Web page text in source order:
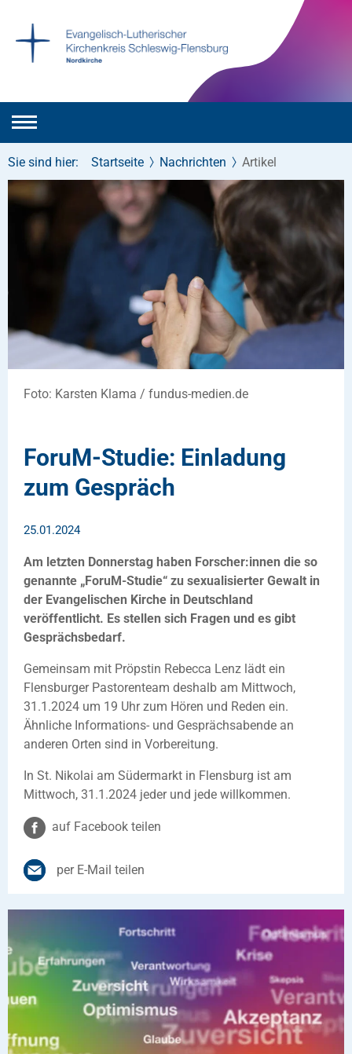
Sie sind hier: Startseite Nachrichten Artikel
Foto: Karsten Klama / fundus-medien.de
ForuM-Studie: Einladung
zum Gespräch
25.01.2024
Am letzten Donnerstag haben Forscher:innen die so
genannte „ForuM-Studie“ zu sexualisierter Gewalt in
der Evangelischen Kirche in Deutschland
veröffentlicht. Es stellen sich Fragen und es gibt
Gesprächsbedarf.
Gemeinsam mit Pröpstin Rebecca Lenz lädt ein
Flensburger Pastorenteam deshalb am Mittwoch,
31.1.2024 um 19 Uhr zum Hören und Reden ein.
Ähnliche Informations- und Gesprächsabende an
anderen Orten sind in Vorbereitung.
In St. Nikolai am Südermarkt in Flensburg ist am
Mittwoch, 31.1.2024 jeder und jede willkommen.
auf Facebook teilen
per E-Mail teilen